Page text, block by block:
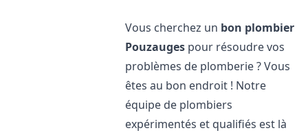
Vous cherchez un bon plombier
Pouzauges pour résoudre vos
problèmes de plomberie ? Vous
êtes au bon endroit ! Notre
équipe de plombiers
expérimentés et qualifiés est là